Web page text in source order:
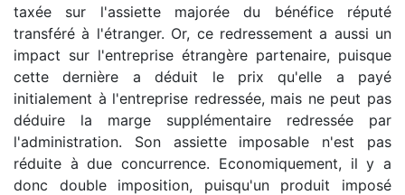
taxée sur l'assiette majorée du bénéfice réputé
transféré à l'étranger. Or, ce redressement a aussi un
impact sur l'entreprise étrangère partenaire, puisque
cette dernière a déduit le prix qu'elle a payé
initialement à l'entreprise redressée, mais ne peut pas
déduire la marge supplémentaire redressée par
l'administration. Son assiette imposable n'est pas
réduite à due concurrence. Economiquement, il y a
donc double imposition, puisqu'un produit imposé